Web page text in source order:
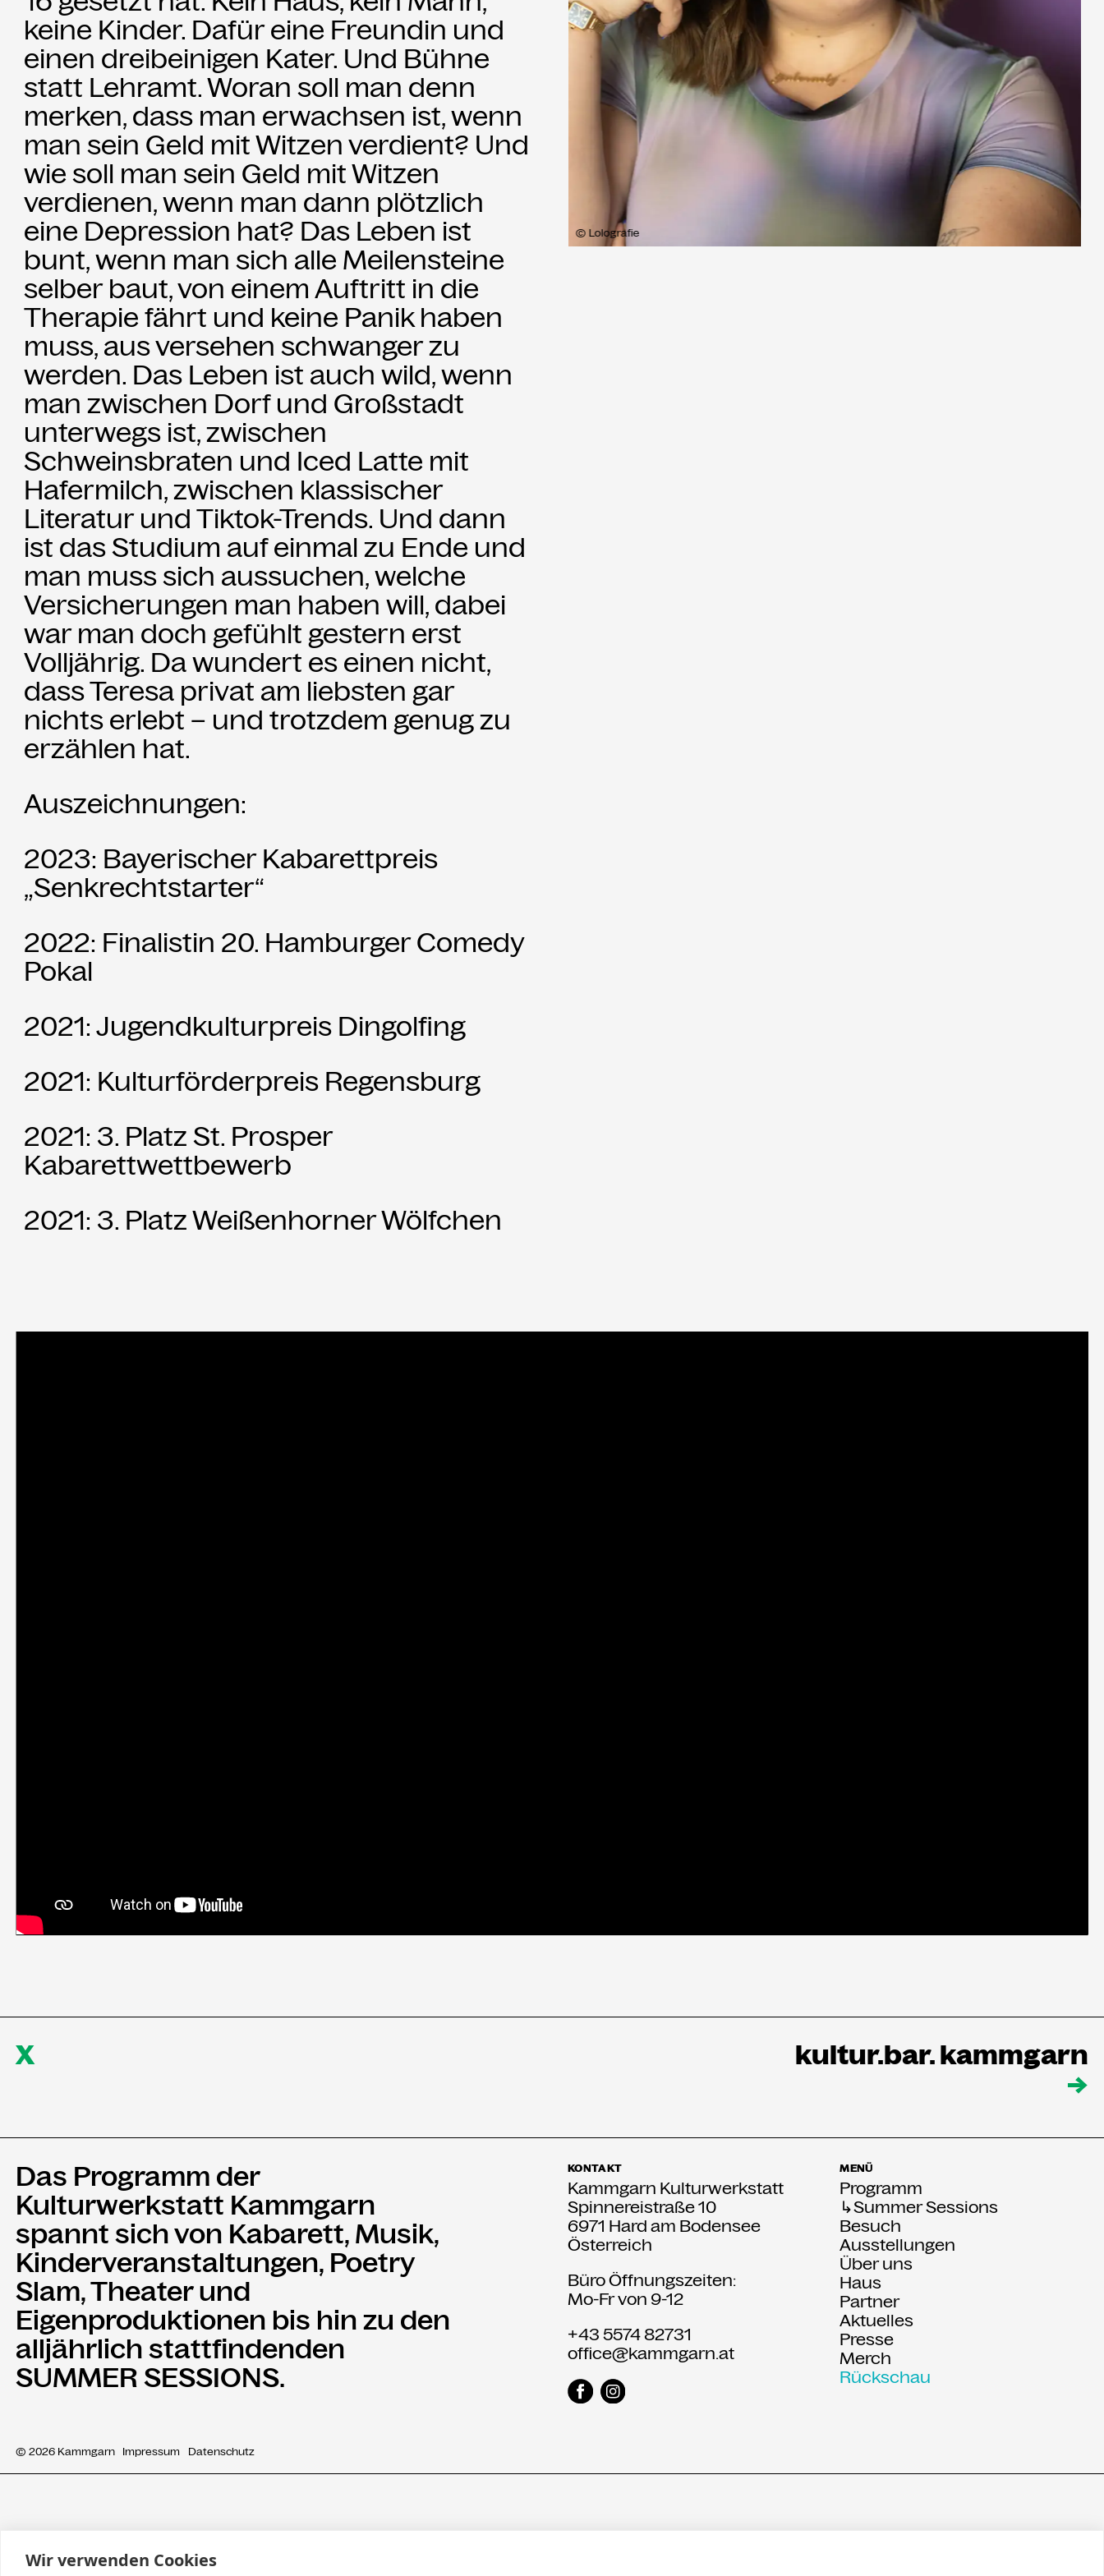
Partner
Aktuelles
Presse
Merch
Rückschau
© Lolografie
keine Kinder. Dafür eine Freundin und
einen dreibeinigen Kater. Und Bühne
statt Lehramt. Woran soll man denn
merken, dass man erwachsen ist, wenn
man sein Geld mit Witzen verdient? Und
wie soll man sein Geld mit Witzen
verdienen, wenn man dann plötzlich
eine Depression hat? Das Leben ist
bunt, wenn man sich alle Meilensteine
selber baut, von einem Auftritt in die
Therapie fährt und keine Panik haben
muss, aus versehen schwanger zu
werden. Das Leben ist auch wild, wenn
man zwischen Dorf und Großstadt
unterwegs ist, zwischen
Schweinsbraten und Iced Latte mit
Hafermilch, zwischen klassischer
Literatur und Tiktok-Trends. Und dann
ist das Studium auf einmal zu Ende und
man muss sich aussuchen, welche
Versicherungen man haben will, dabei
war man doch gefühlt gestern erst
Volljährig. Da wundert es einen nicht,
dass Teresa privat am liebsten gar
nichts erlebt – und trotzdem genug zu
erzählen hat.
Auszeichnungen:
2023: Bayerischer Kabarettpreis
„Senkrechtstarter“
2022: Finalistin 20. Hamburger Comedy
Pokal
2021: Jugendkulturpreis Dingolfing
2021: Kulturförderpreis Regensburg
2021: 3. Platz St. Prosper
Kabarettwettbewerb
2021: 3. Platz Weißenhorner Wölfchen
X
kultur.bar. kammgarn
→
Das Programm der
Kulturwerkstatt Kammgarn
spannt sich von Kabarett, Musik,
Kinderveranstaltungen, Poetry
Slam, Theater und
Eigenproduktionen bis hin zu den
alljährlich stattfindenden
SUMMER SESSIONS.
KONTAKT
Kammgarn Kulturwerkstatt
Spinnereistraße 10
6971 Hard am Bodensee
Österreich
Büro Öffnungszeiten:
Mo-Fr von 9-12
+43 5574 82731
office@kammgarn.at
MENÜ
Programm
↳Summer Sessions
Besuch
Ausstellungen
Über uns
Haus
Partner
Aktuelles
Presse
Merch
Rückschau
© 2026 Kammgarn Impressum Datenschutz
Wir verwenden Cookies